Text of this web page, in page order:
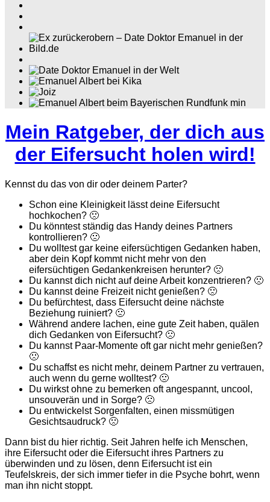
Mein Ratgeber, der dich aus
der Eifersucht holen wird!
Kennst du das von dir oder deinem Parter?
Schon eine Kleinigkeit lässt deine Eifersucht
hochkochen? 🙁
Du könntest ständig das Handy deines Partners
kontrollieren? 🙁
Du wolltest gar keine eifersüchtigen Gedanken haben,
aber dein Kopf kommt nicht mehr von den
eifersüchtigen Gedankenkreisen herunter? 🙁
Du kannst dich nicht auf deine Arbeit konzentrieren? 🙁
Du kannst deine Freizeit nicht genießen? 🙁
Du befürchtest, dass Eifersucht deine nächste
Beziehung ruiniert? 🙁
Während andere lachen, eine gute Zeit haben, quälen
dich Gedanken von Eifersucht? 🙁
Du kannst Paar-Momente oft gar nicht mehr genießen?
🙁
Du schaffst es nicht mehr, deinem Partner zu vertrauen,
auch wenn du gerne wolltest? 🙁
Du wirkst ohne zu bemerken oft angespannt, uncool,
unsouverän und in Sorge? 🙁
Du entwickelst Sorgenfalten, einen missmütigen
Gesichtsaudruck? 🙁
Dann bist du hier richtig. Seit Jahren helfe ich Menschen,
ihre Eifersucht oder die Eifersucht ihres Partners zu
überwinden und zu lösen, denn Eifersucht ist ein
Teufelskreis, der sich immer tiefer in die Psyche bohrt, wenn
man ihn nicht stoppt.